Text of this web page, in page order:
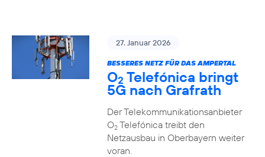
27. Januar 2026
BESSERES NETZ FÜR DAS AMPERTAL
O2 Telefónica bringt
5G nach Grafrath
Der Telekommunikationsanbieter
O2Telefónica treibt den
Netzausbau in Oberbayern weiter
voran.